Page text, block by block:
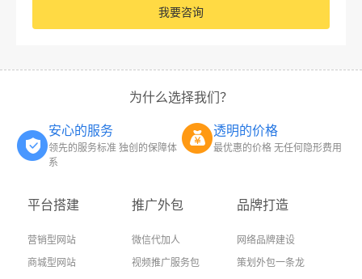
我要咨询
为什么选择我们？
安心的服务
领先的服务标准 独创的保障体
系
透明的价格
最优惠的价格 无任何隐形费用
平台搭建
营销型网站
商城型网站
推广外包
微信代加人
视频推广服务包
品牌打造
网络品牌建设
策划外包一条龙